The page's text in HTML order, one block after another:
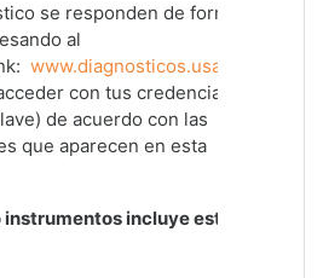
se responden de forma
al
www.diagnosticos.usach.cl
con tus credenciales
de acuerdo con las
que aparecen en esta
incluye este